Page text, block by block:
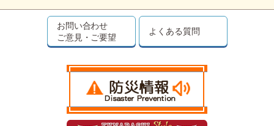
お問い合わせ
ご意見・ご要望
よくある質問